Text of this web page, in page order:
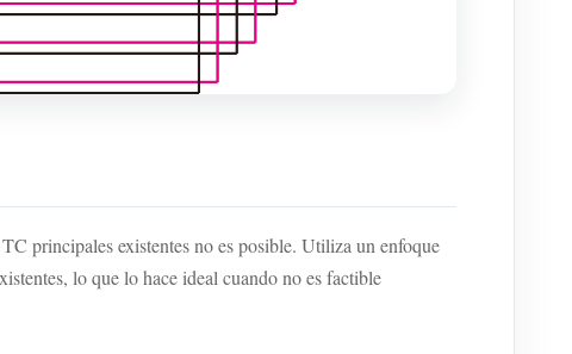
principales existentes no es posible. Utiliza un enfoque
lo que lo hace ideal cuando no es factible